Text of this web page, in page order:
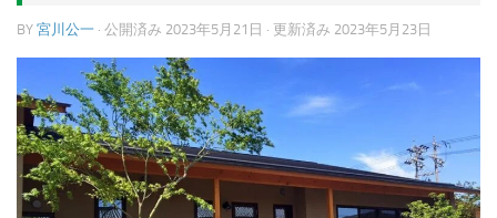
BY 宮川公一 · 公開済み 2023年5月21日 · 更新済み 2023年5月23日